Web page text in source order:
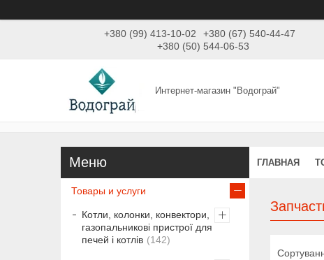
+380 (99) 413-10-02
+380 (67) 540-44-47
+380 (50) 544-06-53
Интернет-магазин "Водограй"
ГЛАВНАЯ
Товары и услуги
Котли, колонки, конвектори,
газопальникові пристрої для
печей і котлів
142